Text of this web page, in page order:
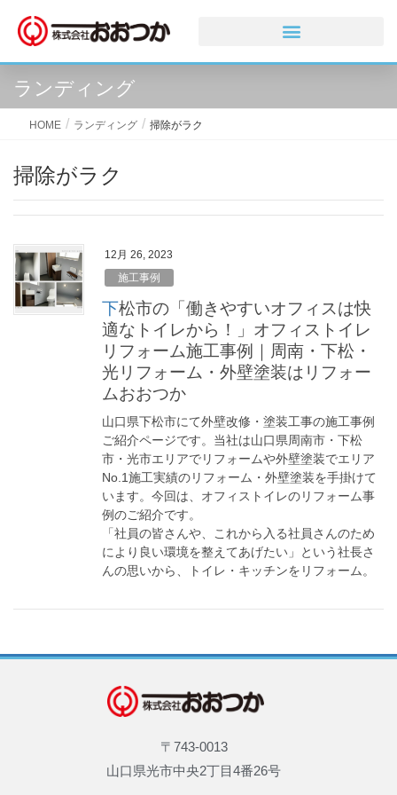
ランディング
HOME ランディング 掃除がラク
掃除がラク
12月 26, 2023
施工事例
下松市の「働きやすいオフィスは快
適なトイレから！」オフィストイレ
リフォーム施工事例｜周南・下松・
光リフォーム・外壁塗装はリフォー
ムおおつか
山口県下松市にて外壁改修・塗装工事の施工事例
ご紹介ページです。当社は山口県周南市・下松
市・光市エリアでリフォームや外壁塗装でエリア
No.1施工実績のリフォーム・外壁塗装を手掛けて
います。今回は、オフィストイレのリフォーム事
例のご紹介です。
「社員の皆さんや、これから入る社員さんのため
により良い環境を整えてあげたい」という社長さ
んの思いから、トイレ・キッチンをリフォーム。
〒743-0013
山口県光市中央2丁目4番26号